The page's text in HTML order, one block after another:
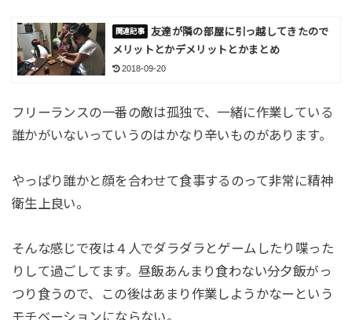
友達が隣の部屋に引っ越してきたので
メリットとかデメリットとかまとめ
2018-09-20
フリーランスの一番の敵は孤独で、一緒に作業している
誰かがいないっていうのはかなり辛いものがあります。
やっぱり誰かと顔を合わせて食事するのって非常に精神
衛生上良い。
そんな感じで夜は４人でダラダラとゲームしたり喋った
りして過ごしてます。昼飯あんまり食わない分夕飯がっ
つり食うので、この後はあまり作業しようかなーという